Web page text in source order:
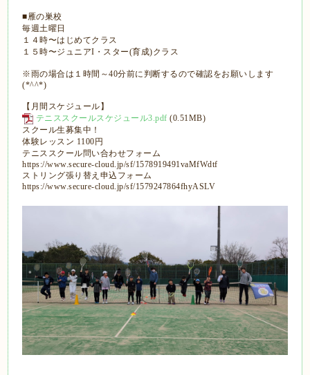
■雁の巣校
毎週土曜日
１４時〜はじめてクラス
１５時〜ジュニアI・スター(育成)クラス
※雨の場合は１時間～40分前に判断するので確認をお願いします
(*^^*)
【月間スケジュール】
テニススクールスケジュール3.pdf (0.51MB)
スクール生募集中！
体験レッスン 1100円
テニススクール問い合わせフォーム
https://www.secure-cloud.jp/sf/1578919491vaMfWdtf
ストリング張り替え申込フォーム
https://www.secure-cloud.jp/sf/1579247864fhyASLV